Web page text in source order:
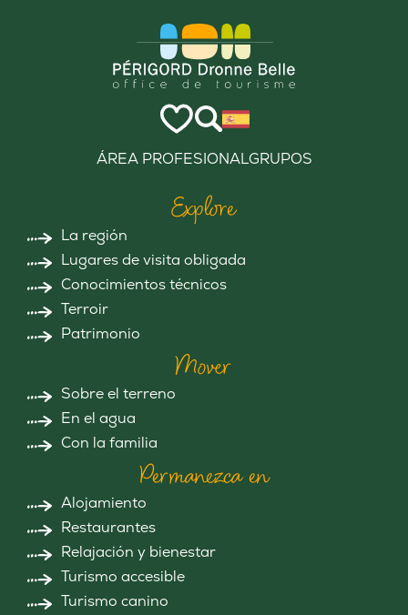
ÁREA PROFESIONALGRUPOS
Explore
La región
Lugares de visita obligada
Conocimientos técnicos
Terroir
Patrimonio
Mover
Sobre el terreno
En el agua
Con la familia
Permanezca en
Alojamiento
Restaurantes
Relajación y bienestar
Turismo accesible
Turismo canino